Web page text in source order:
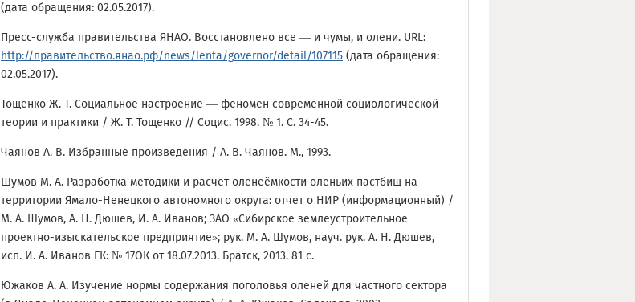
(дата обращения: 02.05.2017).
Пресс-служба правительства ЯНАО. Восстановлено все — и чумы, и олени. URL:
http://правительство.янао.рф/news/lenta/governor/detail/107115 (дата обращения:
02.05.2017).
Тощенко Ж. Т. Социальное настроение — феномен современной социологической
теории и практики / Ж. Т. Тощенко // Социс. 1998. № 1. С. 34-45.
Чаянов А. В. Избранные произведения / А. В. Чаянов. М., 1993.
Шумов М. А. Разработка методики и расчет оленеёмкости оленьих пастбищ на
территории Ямало-Ненецкого автономного округа: отчет о НИР (информационный) /
М. А. Шумов, А. Н. Дюшев, И. А. Иванов; ЗАО «Сибирское землеустроительное
проектно-изыскательское предприятие»; рук. М. А. Шумов, науч. рук. А. Н. Дюшев,
исп. И. А. Иванов ГК: № 17ОК от 18.07.2013. Братск, 2013. 81 с.
Южаков А. А. Изучение нормы содержания поголовья оленей для частного сектора